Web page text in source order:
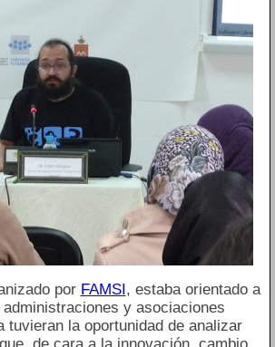
por FAMSI, estaba orientado a
y asociaciones
tuvieran la oportunidad de analizar
de cara a la innovación, cambio